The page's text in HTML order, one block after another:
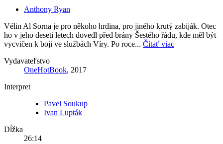
Anthony Ryan
Vélin Al Sorna je pro někoho hrdina, pro jiného krutý zabiják. Otec
ho v jeho deseti letech dovedl před brány Šestého řádu, kde měl být
vycvičen k boji ve službách Víry. Po roce... Čítať viac
Vydavateľstvo
OneHotBook, 2017
Interpret
Pavel Soukup
Ivan Lupták
Dĺžka
26:14